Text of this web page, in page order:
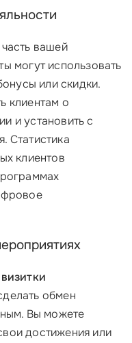
часть вашей
могут использовать
или скидки.
клиентам о
и установить с
Статистика
клиентов
обмен
Вы можете
достижения или